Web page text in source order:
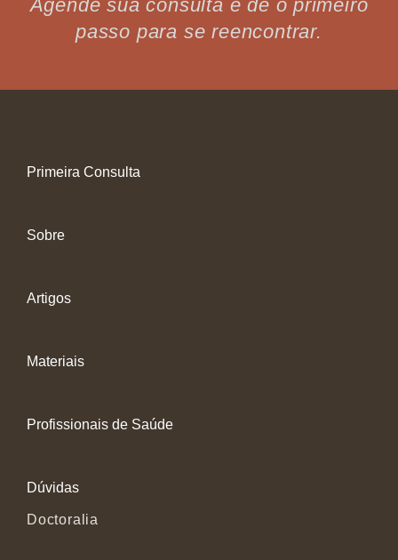
Agende sua consulta e dê o primeiro
passo para se reencontrar.
Primeira Consulta
Sobre
Artigos
Materiais
Profissionais de Saúde
Dúvidas
Doctoralia